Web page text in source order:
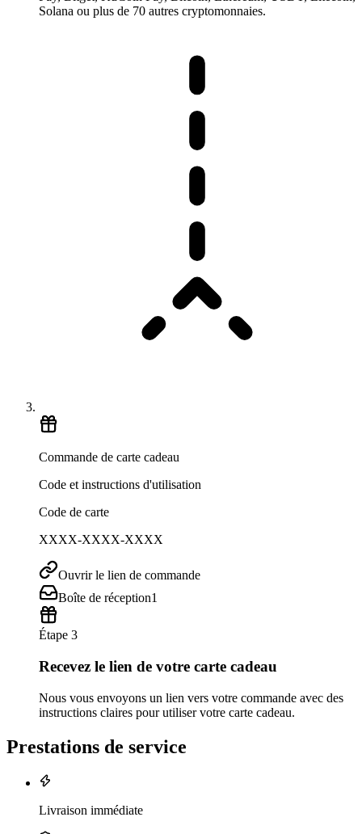
Solana ou plus de 70 autres cryptomonnaies.
Commande de carte cadeau
Code et instructions d'utilisation
Code de carte
XXXX-XXXX-XXXX
Ouvrir le lien de commande
Boîte de réception1
Étape 3
Recevez le lien de votre carte cadeau
Nous vous envoyons un lien vers votre commande avec des
instructions claires pour utiliser votre carte cadeau.
Prestations de service
Livraison immédiate